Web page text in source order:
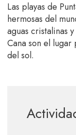
Las playas de
hermosas del
aguas cristalinas
Cana son el
del sol.